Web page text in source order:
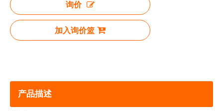
询价
加入询价篮
产品描述